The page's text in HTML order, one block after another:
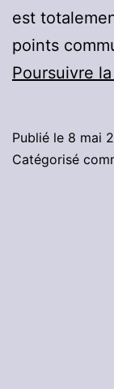
est
points
Poursuivre
Publié le 8 mai
Catégorisé